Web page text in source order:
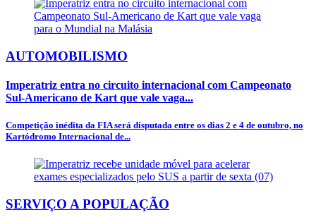
AUTOMOBILISMO
Imperatriz entra no circuito internacional com Campeonato
Sul-Americano de Kart que vale vaga...
Competição inédita da FIA será disputada entre os dias 2 e 4 de outubro, no
Kartódromo Internacional de...
SERVIÇO A POPULAÇÃO